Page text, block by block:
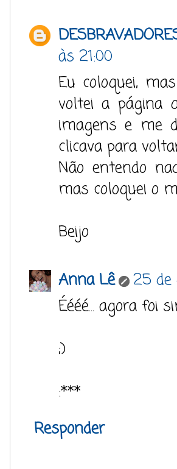
às 21:00
Eu coloquei,
voltei a página
imagens e me
clicava para
Não entendo
mas coloquei o
Beijo
Anna Lê
25 de
Éééé... agora foi
;)
:***
Responder